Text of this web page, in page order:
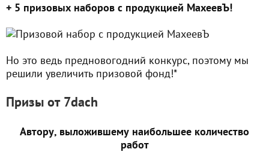
+ 5 призовых наборов с продукцией МахеевЪ!
Но это ведь предновогодний конкурс, поэтому мы
решили увеличить призовой фонд!*
Призы от 7dach
Автору, выложившему наибольшее количество
работ